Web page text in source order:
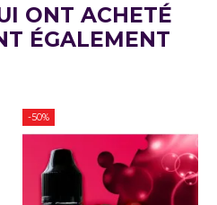
ONT ACHETÉ
ÉGALEMENT
-50%